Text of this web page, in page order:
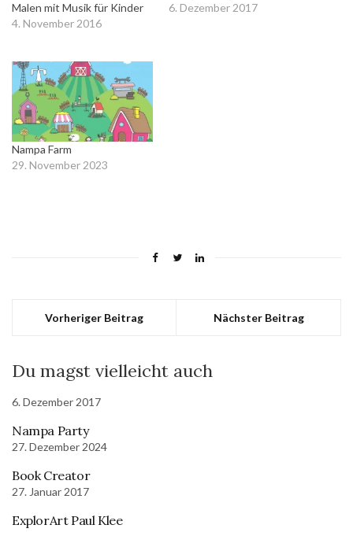
Malen mit Musik für Kinder
4. November 2016
6. Dezember 2017
Nampa Farm
29. November 2023
Vorheriger Beitrag Nächster Beitrag
Du magst vielleicht auch
6. Dezember 2017
Nampa Party
27. Dezember 2024
Book Creator
27. Januar 2017
ExplorArt Paul Klee